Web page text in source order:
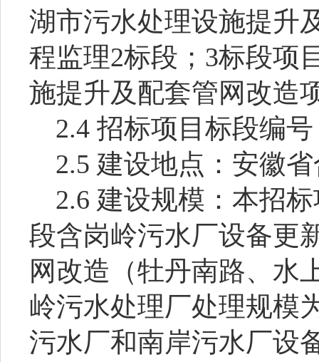
湖市污水处理设施提升
程监理2标段； 3标段项
施提升及配套管网改造
2.4招标项目标段编
2.5 建设地点：安徽
2.6 建设规模：本招
段含岗岭污水厂设备更
网改造（牡丹南路、水
岭污水处理厂处理规模
污水厂和南岸污水厂设